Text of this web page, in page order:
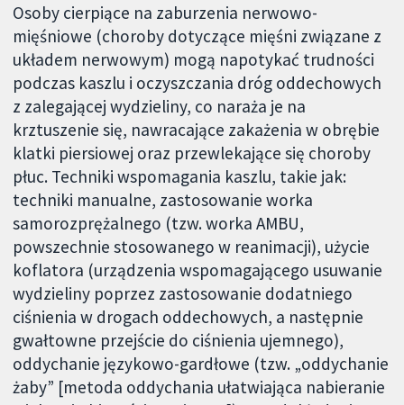
Osoby cierpiące na zaburzenia nerwowo-
mięśniowe (choroby dotyczące mięśni związane z
układem nerwowym) mogą napotykać trudności
podczas kaszlu i oczyszczania dróg oddechowych
z zalegającej wydzieliny, co naraża je na
krztuszenie się, nawracające zakażenia w obrębie
klatki piersiowej oraz przewlekające się choroby
płuc. Techniki wspomagania kaszlu, takie jak:
techniki manualne, zastosowanie worka
samorozprężalnego (tzw. worka AMBU,
powszechnie stosowanego w reanimacji), użycie
koflatora (urządzenia wspomagającego usuwanie
wydzieliny poprzez zastosowanie dodatniego
ciśnienia w drogach oddechowych, a następnie
gwałtowne przejście do ciśnienia ujemnego),
oddychanie językowo-gardłowe (tzw. „oddychanie
żaby” [metoda oddychania ułatwiająca nabieranie